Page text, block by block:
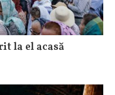
la el acasă